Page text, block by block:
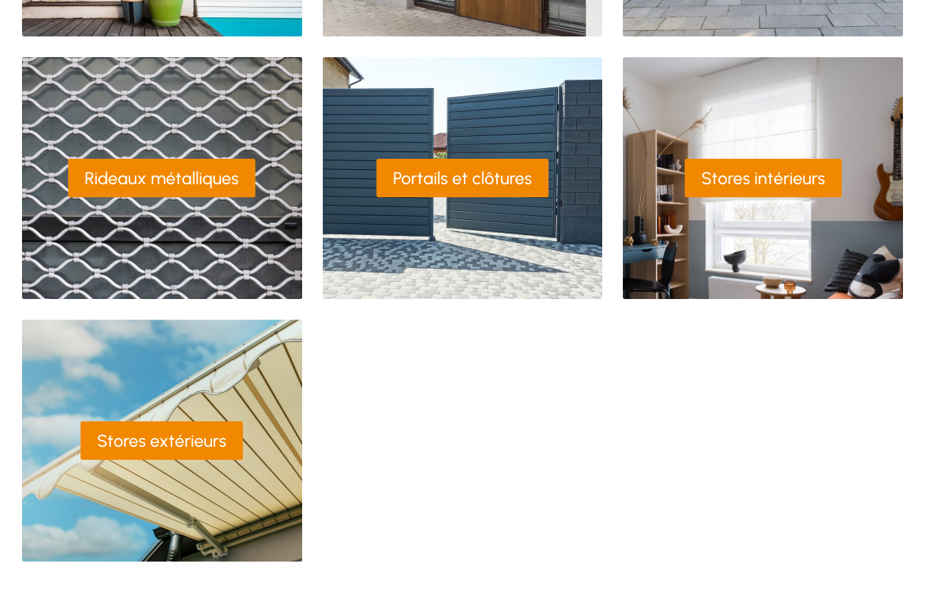
Rideaux métalliques Portails et clôtures Stores intérieurs
Stores extérieurs